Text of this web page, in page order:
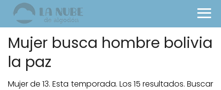
Mujer busca hombre bolivia
la paz
Mujer de 13. Esta temporada. Los 15 resultados. Buscar